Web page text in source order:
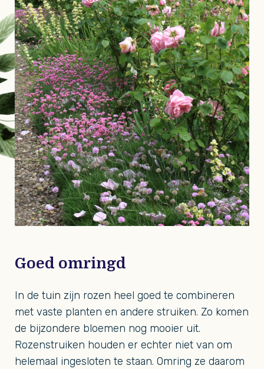
Goed omringd
In de tuin zijn rozen heel goed te combineren
met vaste planten en andere struiken. Zo komen
de bijzondere bloemen nog mooier uit.
Rozenstruiken houden er echter niet van om
helemaal ingesloten te staan. Omring ze daarom